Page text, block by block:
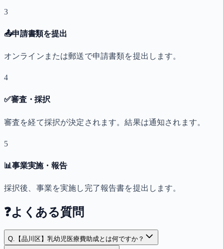
3
📤申請書類を提出
オンラインまたは郵送で申請書類を提出します。
4
✅審査・採択
審査を経て採択が決定されます。結果は通知されます。
5
📊事業実施・報告
採択後、事業を実施し完了報告書を提出します。
❓よくある質問
Q. 【品川区】乳幼児医療費助成とは何ですか？